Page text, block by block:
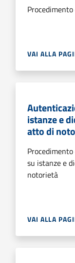
VAI ALLA
istanze e
atto di
su istanze e
notorietà
VAI ALLA